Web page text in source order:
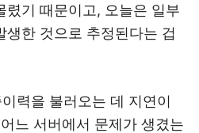
렸기 때문이고, 오늘은 일부
생한 것으로 추정된다는 겁
력을 불러오는 데 지연이
느 서버에서 문제가 생겼는